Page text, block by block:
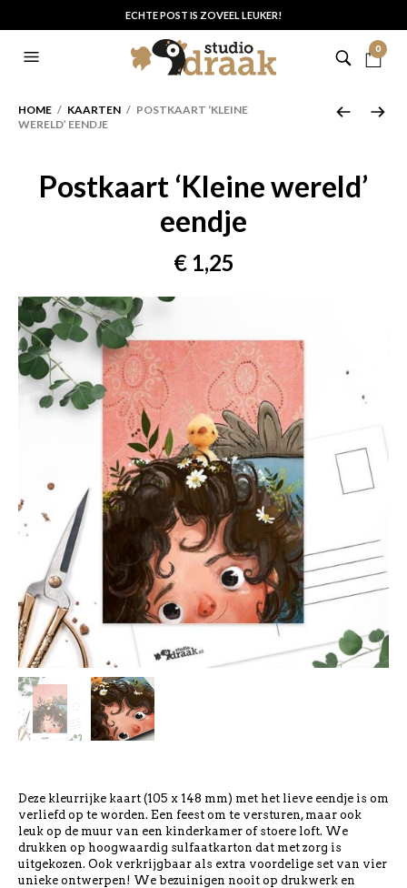
ECHTE POST IS ZOVEEL LEUKER!
0
HOME / KAARTEN / POSTKAART ‘KLEINE
WERELD’ EENDJE
Postkaart ‘Kleine wereld’
eendje
€1,25
Deze kleurrijke kaart (105 x 148 mm) met het lieve eendje is om
verliefd op te worden. Een feest om te versturen, maar ook
leuk op de muur van een kinderkamer of stoere loft. We
drukken op hoogwaardig sulfaatkarton dat met zorg is
uitgekozen. Ook verkrijgbaar als extra voordelige set van vier
unieke ontwerpen! We bezuinigen nooit op drukwerk en